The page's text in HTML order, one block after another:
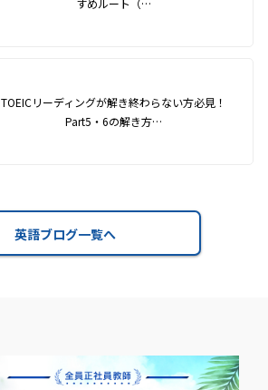
すめルート（…
TOEICリーディングが解き終わらない方必見！
Part5・6の解き方…
英語ブログ一覧へ